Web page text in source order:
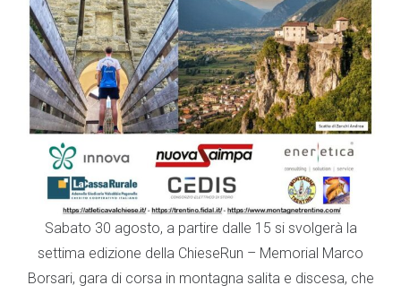
Sabato 30 agosto, a partire dalle 15 si svolgerà la
settima edizione della ChieseRun – Memorial Marco
Borsari, gara di corsa in montagna salita e discesa, che